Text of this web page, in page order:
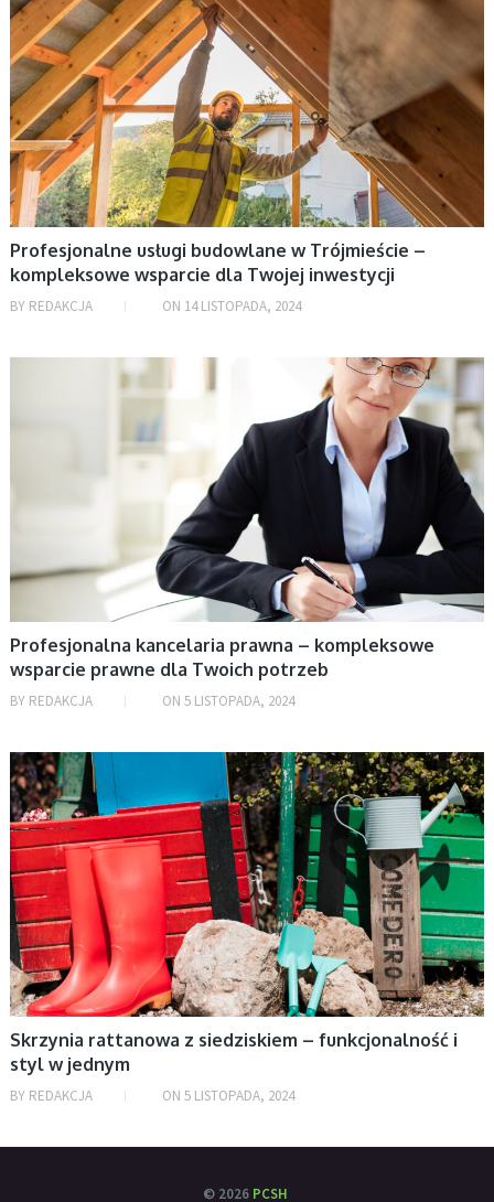
Biznes
Dom
Firmy
Kuchnia
Motoryzacja
Nauka
Ogłoszenia
Rozrywka
Uncategorized
Uroda
Życie i styl
ARCHIWA
sierpień 2026
lipiec 2026
czerwiec 2026
maj 2026
kwiecień 2026
marzec 2026
styczeń 2026
grudzień 2025
listopad 2025
październik 2025
wrzesień 2025
sierpień 2025
lipiec 2025
czerwiec 2025
kwiecień 2025
marzec 2025
Profesjonalne usługi budowlane w Trójmieście –
kompleksowe wsparcie dla Twojej inwestycji
BY REDAKCJA ON 14 LISTOPADA, 2024
Profesjonalna kancelaria prawna – kompleksowe
wsparcie prawne dla Twoich potrzeb
BY REDAKCJA ON 5 LISTOPADA, 2024
AKTUALNOŚCI
Skrzynia rattanowa z siedziskiem – funkcjonalność i
styl w jednym
BY REDAKCJA ON 5 LISTOPADA, 2024
© 2026 PCSH